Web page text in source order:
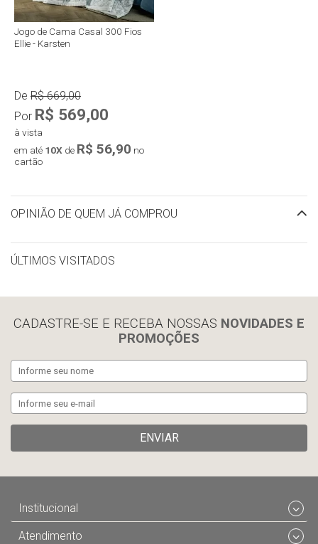
Jogo de Cama Casal 300 Fios
Ellie - Karsten
De R$ 669,00
Por R$ 569,00
à vista
em até 10X de R$ 56,90 no
cartão
OPINIÃO DE QUEM JÁ COMPROU
ÚLTIMOS VISITADOS
CADASTRE-SE E RECEBA NOSSAS NOVIDADES E
PROMOÇÕES
ENVIAR
Institucional
Atendimento